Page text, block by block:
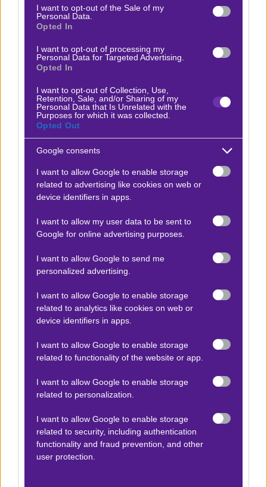
consent section.
I want to opt-out of the Sale of my
Personal Data.
Opted In
I want to opt-out of processing my
Personal Data for Targeted Advertising.
Opted In
I want to opt-out of Collection, Use,
Retention, Sale, and/or Sharing of my
Personal Data that Is Unrelated with the
Purposes for which it was collected.
Opted Out
Google consents
I want to allow Google to enable storage
related to advertising like cookies on web or
device identifiers in apps.
I want to allow my user data to be sent to
Google for online advertising purposes.
I want to allow Google to send me
personalized advertising.
I want to allow Google to enable storage
related to analytics like cookies on web or
device identifiers in apps.
I want to allow Google to enable storage
related to functionality of the website or app.
I want to allow Google to enable storage
related to personalization.
I want to allow Google to enable storage
related to security, including authentication
functionality and fraud prevention, and other
user protection.
θα παίξει αριστερά σήμερα όλη την πλευρά στο 3-5-2
του Κοουδέτ, ο Γιαμάλ είναι σε θέση να κάνει τα δικά
από το πέρασμα του στον ΠΑΟΚ έχει δύσκολο έργο και
μόνο αν πάρει βοήθειες από τους συμπαίκτες του, θα
μπορέσει να ανταποκριθεί στην πρόκληση. Ακόμα κι
έτσι, όλα εξαρτώνται από τον μικρό. Το anytime σκόρερ
του Γιαμάλ πληρώνει λίγο,το συνδυαστικό
γκολ+ασίστ πηγαίνει στο4.50. Μέχρι στιγμής μετράει
4 γκολ και 6 ασίστ σε 9 αγώνες πρωταθλήματος.
Α Ισπανίας 29.11.2025 |17:15 +35.00
4.50
Προσφορές*
ΒΑΘΜΟΛΟΓΙΕΣ
Βαθμολογίες Ελλάδα - Stoiximan
Super league